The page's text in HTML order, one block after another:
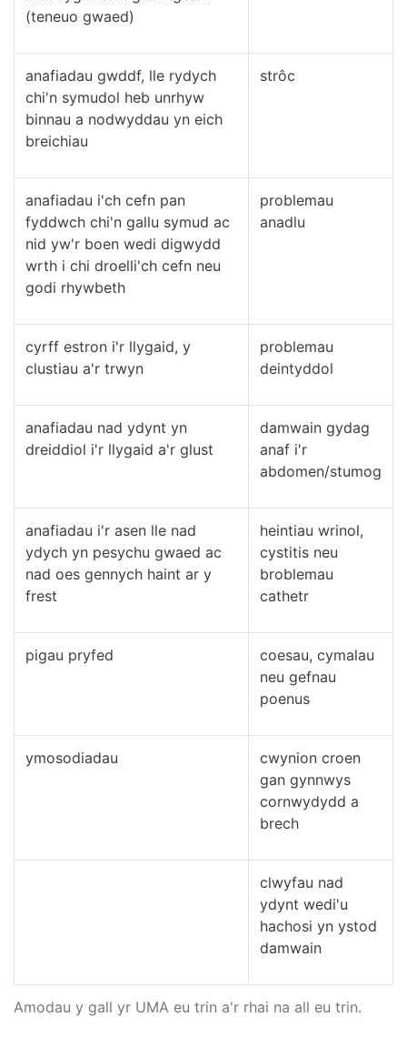
Amodau y gall yr UMA eu trin a'r rhai na all eu trin.
(teneuo gwaed)
anafiadau gwddf, lle rydych
chi'n symudol heb unrhyw
binnau a nodwyddau yn eich
breichiau
strôc
anafiadau i'ch cefn pan
fyddwch chi'n gallu symud ac
nid yw'r boen wedi digwydd
wrth i chi droelli'ch cefn neu
godi rhywbeth
problemau
anadlu
cyrff estron i'r llygaid, y
clustiau a'r trwyn
problemau
deintyddol
anafiadau nad ydynt yn
dreiddiol i'r llygaid a'r glust
damwain gydag
anaf i'r
abdomen/stumog
anafiadau i'r asen lle nad
ydych yn pesychu gwaed ac
nad oes gennych haint ar y
frest
heintiau wrinol,
cystitis neu
broblemau
cathetr
pigau pryfed
coesau, cymalau
neu gefnau
poenus
ymosodiadau
cwynion croen
gan gynnwys
cornwydydd a
brech
clwyfau nad
ydynt wedi'u
hachosi yn ystod
damwain